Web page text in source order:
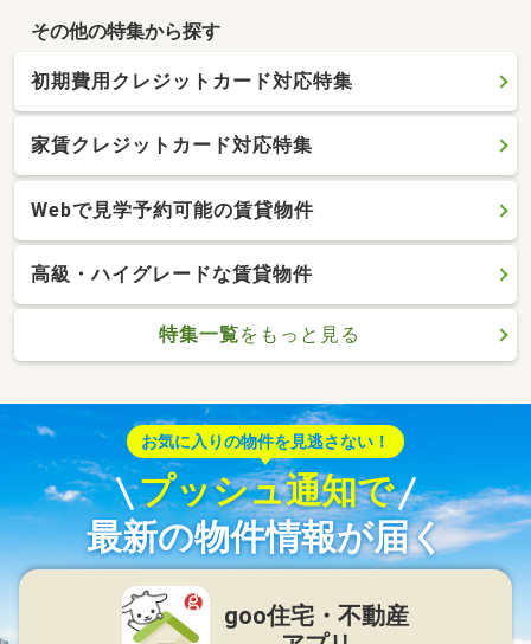
その他の特集から探す
初期費用クレジットカード対応特集
家賃クレジットカード対応特集
Webで見学予約可能の賃貸物件
高級・ハイグレードな賃貸物件
特集一覧をもっと見る
お気に入りの物件を見逃さない！
プッシュ通知で
最新の物件情報が届く
goo住宅・不動産